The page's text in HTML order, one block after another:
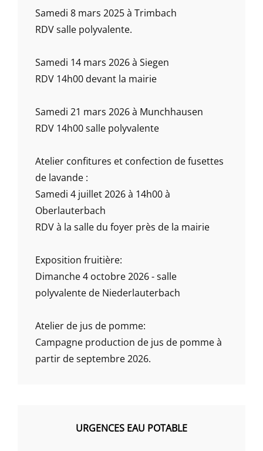
Samedi 8 mars 2025 à Trimbach
RDV salle polyvalente.
Samedi 14 mars 2026 à Siegen
RDV 14h00 devant la mairie
Samedi 21 mars 2026 à Munchhausen
RDV 14h00 salle polyvalente
Atelier confitures et confection de fusettes
de lavande :
Samedi 4 juillet 2026 à 14h00 à
Oberlauterbach
RDV à la salle du foyer près de la mairie
Exposition fruitière:
Dimanche 4 octobre 2026 - salle
polyvalente de Niederlauterbach
Atelier de jus de pomme:
Campagne production de jus de pomme à
partir de septembre 2026.
URGENCES EAU POTABLE